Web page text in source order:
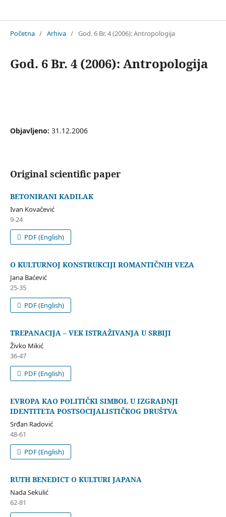
Početna / Arhiva / God. 6 Br. 4 (2006): Antropologija
God. 6 Br. 4 (2006): Antropologija
Objavljeno: 31.12.2006
Original scientific paper
BETONIRANI KADILAK
Ivan Kovačević
9-24
PDF (English)
O KULTURNOJ KONSTRUKCIJI ROMANTIČNIH VEZA
Jana Baćević
25-35
PDF (English)
TREPANACIJA – VEK ISTRAŽIVANJA U SRBIJI
Živko Mikić
36-47
PDF (English)
EVROPA KAO POLITIČKI SIMBOL U IZGRADNJI
IDENTITETA POSTSOCIJALISTIČKOG DRUŠTVA
Srđan Radović
48-61
PDF (English)
RUTH BENEDICT O KULTURI JAPANA
Nada Sekulić
62-81